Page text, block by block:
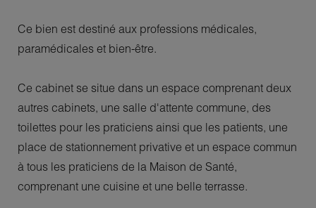
Ce bien est destiné aux professions médicales,
paramédicales et bien-être.
Ce cabinet se situe dans un espace comprenant deux
autres cabinets, une salle d'attente commune, des
toilettes pour les praticiens ainsi que les patients, une
place de stationnement privative et un espace commun
à tous les praticiens de la Maison de Santé,
comprenant une cuisine et une belle terrasse.